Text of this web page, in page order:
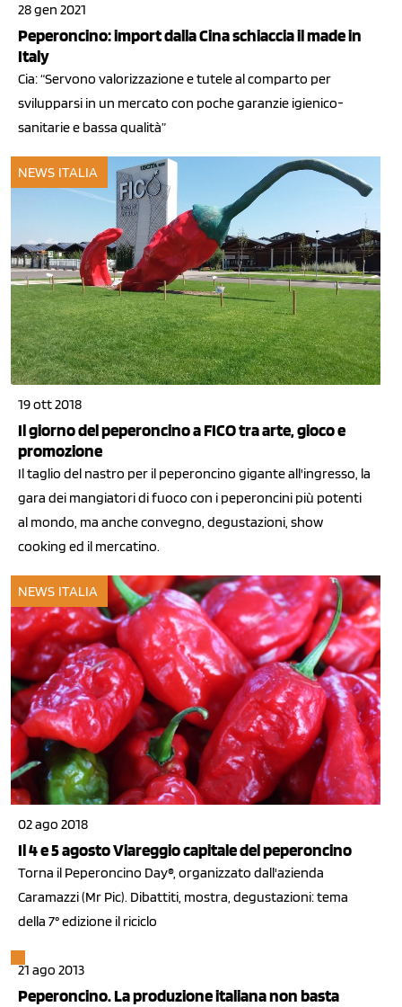
28 gen 2021
Peperoncino: import dalla Cina schiaccia il made in
Italy
Cia: “Servono valorizzazione e tutele al comparto per
svilupparsi in un mercato con poche garanzie igienico-
sanitarie e bassa qualità”
NEWS ITALIA
19 ott 2018
Il giorno del peperoncino a FICO tra arte, gioco e
promozione
Il taglio del nastro per il peperoncino gigante all'ingresso, la
gara dei mangiatori di fuoco con i peperoncini più potenti
al mondo, ma anche convegno, degustazioni, show
cooking ed il mercatino.
NEWS ITALIA
02 ago 2018
Il 4 e 5 agosto Viareggio capitale del peperoncino
Torna il Peperoncino Day®, organizzato dall'azienda
Caramazzi (Mr Pic). Dibattiti, mostra, degustazioni: tema
della 7° edizione il riciclo
21 ago 2013
Peperoncino. La produzione italiana non basta